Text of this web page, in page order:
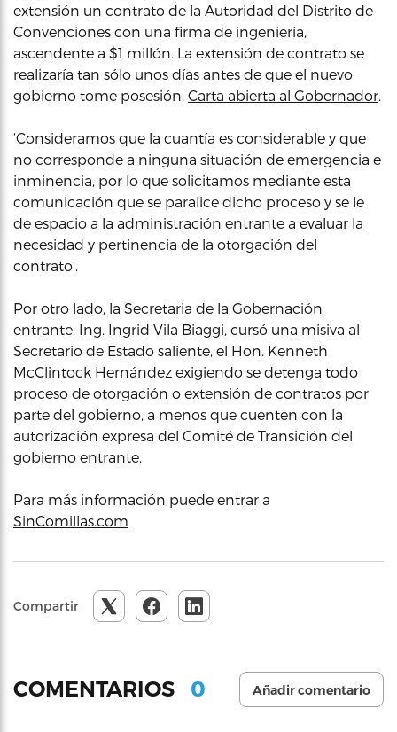
extensión un contrato de la Autoridad del Distrito de
Convenciones con una firma de ingeniería,
ascendente a $1 millón. La extensión de contrato se
realizaría tan sólo unos días antes de que el nuevo
gobierno tome posesión. Carta abierta al Gobernador
‘Consideramos que la cuantía es considerable y que
no corresponde a ninguna situación de emergencia e
inminencia, por lo que solicitamos mediante esta
comunicación que se paralice dicho proceso y se le
de espacio a la administración entrante a evaluar la
necesidad y pertinencia de la otorgación del
contrato’.
Por otro lado, la Secretaria de la Gobernación
entrante, Ing. Ingrid Vila Biaggi, cursó una misiva al
Secretario de Estado saliente, el Hon. Kenneth
McClintock Hernández exigiendo se detenga todo
proceso de otorgación o extensión de contratos por
parte del gobierno, a menos que cuenten con la
autorización expresa del Comité de Transición del
gobierno entrante.
Para más información puede entrar a
SinComillas.com
Compartir
COMENTARIOS 0 Añadir comentario